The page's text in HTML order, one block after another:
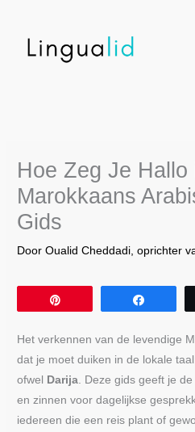
Hoe Zeg Je Hallo
Marokkaans
Gids
DoorOualid Cheddadi, oprichter
Het verkennen van de levendige
dat je moet duiken in de lokale
ofwel
Darija . Deze gids geeft je
en zinnen voor dagelijkse
iedereen die een reis plant of